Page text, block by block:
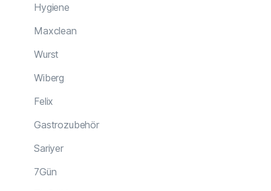
Hygiene
Maxclean
Wurst
Wiberg
Felix
Gastrozubehör
Sariyer
7Gün